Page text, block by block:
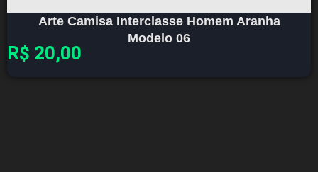
Arte Camisa Interclasse Homem Aranha
Modelo 06
R$ 20,00